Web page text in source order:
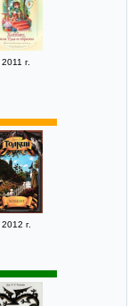
2011 г.
2012 г.